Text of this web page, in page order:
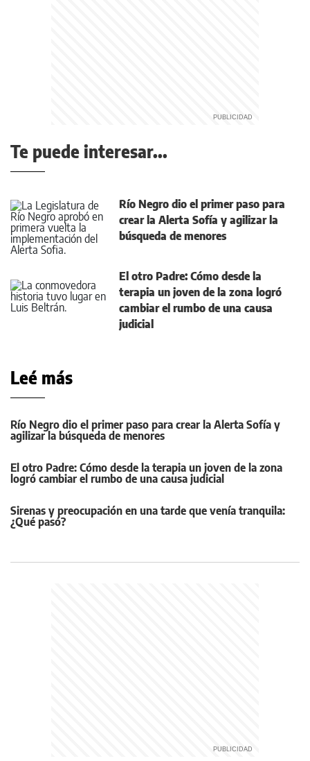
Te puede interesar...
Río Negro dio el primer paso para
crear la Alerta Sofía y agilizar la
búsqueda de menores
El otro Padre: Cómo desde la
terapia un joven de la zona logró
cambiar el rumbo de una causa
judicial
Leé más
Río Negro dio el primer paso para crear la Alerta Sofía y
agilizar la búsqueda de menores
El otro Padre: Cómo desde la terapia un joven de la zona
logró cambiar el rumbo de una causa judicial
Sirenas y preocupación en una tarde que venía tranquila:
¿Qué pasó?